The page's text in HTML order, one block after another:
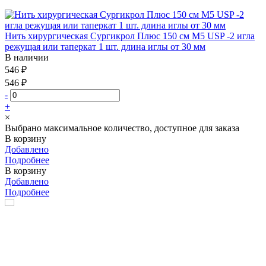
Нить хирургическая Сургикрол Плюс 150 см М5 USP -2 игла
режущая или таперкат 1 шт. длина иглы от 30 мм
В наличии
546 ₽
546 ₽
-
+
×
Выбрано максимальное количество, доступное для заказа
В корзину
Добавлено
Подробнее
В корзину
Добавлено
Подробнее